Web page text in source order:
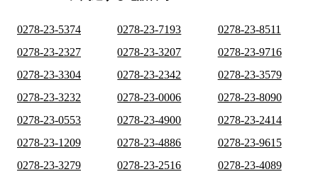
0278-23-5374 0278-23-7193
0278-23-8511
0278-23-2327
0278-23-3207
0278-23-9716
0278-23-3304
0278-23-2342
0278-23-3579
0278-23-3232
0278-23-0006
0278-23-8090
0278-23-0553
0278-23-4900
0278-23-2414
0278-23-1209
0278-23-4886
0278-23-9615
0278-23-3279
0278-23-2516
0278-23-4089